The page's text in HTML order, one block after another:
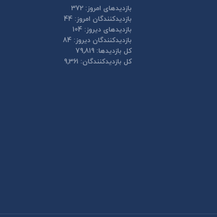
بازدیدهای امروز: 372
بازدیدکنندگان امروز: 44
بازدیدهای دیروز: 104
بازدیدکنندگان دیروز: 84
کل بازدیدها: 79,819
کل بازدیدکنند‌گان: 9,361